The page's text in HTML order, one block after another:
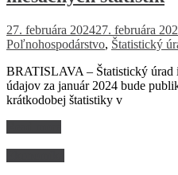
27. februára 202427. februára
Poľnohospodárstvo, Štatistický
BRATISLAVA – Štatistický úrad
údajov za január 2024 bude
krátkodobej štatistiky v